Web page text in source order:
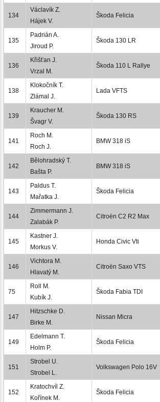
134
Václavík Z.
Hájek V.
Škoda Felicia
135
Padrián A.
Jiroud P.
Škoda 130 LR
136
Křišťan J.
Vrzal M.
Škoda 110 L Rallye
138
Klokočník T.
Zlámal J.
Lada VFTS
139
Kraucher M.
Švagr V.
Škoda 130 RS
141
Roch M.
Roch J.
BMW 318 iS
142
Bělohradský T.
Bašta P.
BMW 318 iS
143
Paldus T.
Mařatka J.
Škoda Felicia
144
Zimmermann J.
Zalabák P.
Citroën C2 R2 Max
145
Kastner J.
Morkus V.
Honda Civic Vti
146
Vichtora M.
Hlavatý M.
Citroën Saxo VTS
75
Roll M.
Kubík J.
Škoda Fabia TDI
147
Hitzschke D.
Birke M.
Nissan Micra
149
Edelmann T.
Holm P.
Škoda Felicia
151
Strobel U.
Strobel L.
Volkswagen Polo 16V
152
Kratochvíl Z.
Kořínek M.
Škoda Felicia